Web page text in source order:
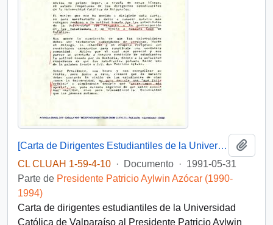
[Carta de Dirigentes Estudiantiles de la Universidad Católica de Valparaíso]
CL CLUAH 1-59-4-10 · Documento · 1991-05-31
Parte de Presidente Patricio Aylwin Azócar (1990-
1994)
Carta de dirigentes estudiantiles de la Universidad
Católica de Valparaíso al Presidente Patricio Aylwin